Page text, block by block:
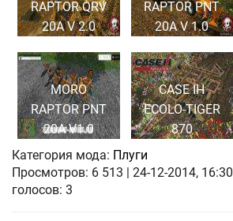
RAPTOR QRV
20A V 2.0
RAPTOR PNT
20A V 1.0
MORO
RAPTOR PNT
20A V1.0
CASE IH
ECOLO-TIGER
870
Категория мода: Плуги
Просмотров: 6 513 24-12-2014, 16:30
голосов: 3